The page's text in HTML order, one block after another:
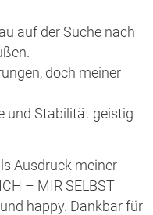
auf der Suche nach
doch meiner
und Stabilität geistig
Ausdruck meiner
– MIR SELBST
happy. Dankbar für